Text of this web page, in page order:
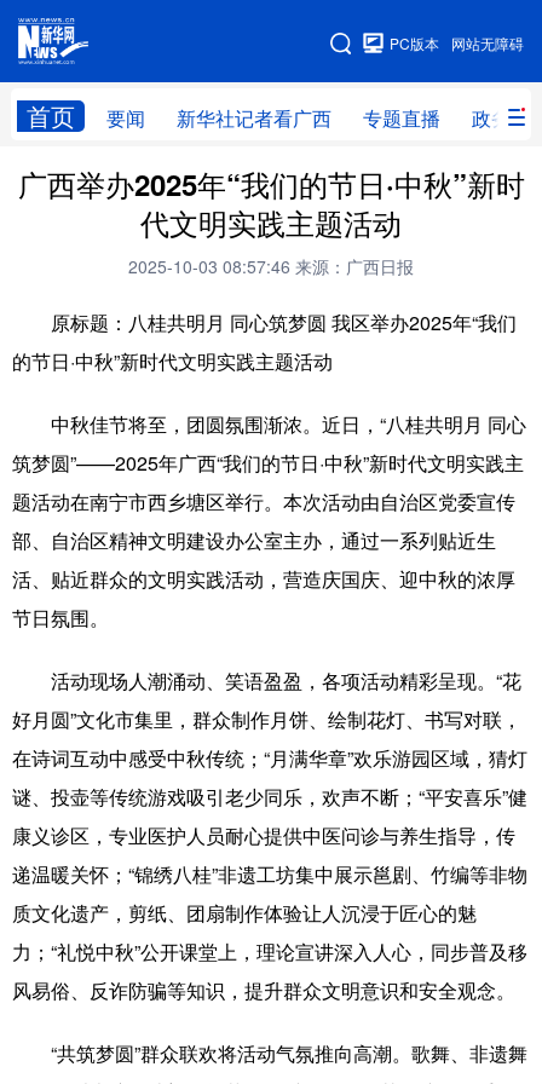
网站无障碍
PC版本
首页 要闻 新华社记者看广西 专题直播 政务信
网站地图
广西频道
新华社记者 专题直播
新华网导航
学习进行时 高层 时政 人事
国际 财经 网评 港澳
台湾 思客智库 全球连线 教育
科技 科普 体育 文化
健康
图片 中央文件 金融 汽车
食品 人居 信息化 乡村振兴
溯源中国 城市 旅游 能源
会展 彩票 娱乐 时尚
悦读 公益 书画 一带一路
亚太网 上市公司 文化产业
广西举办2025年“我们的节日·中秋”新时
代文明实践主题活动
2025-10-03 08:57:46 来源：广西日报
原标题：八桂共明月 同心筑梦圆 我区举办2025年“我们
的节日·中秋”新时代文明实践主题活动
中秋佳节将至，团圆氛围渐浓。近日，“八桂共明月 同心
筑梦圆”——2025年广西“我们的节日·中秋”新时代文明实践主
题活动在南宁市西乡塘区举行。本次活动由自治区党委宣传
部、自治区精神文明建设办公室主办，通过一系列贴近生
活、贴近群众的文明实践活动，营造庆国庆、迎中秋的浓厚
节日氛围。
活动现场人潮涌动、笑语盈盈，各项活动精彩呈现。“花
好月圆”文化市集里，群众制作月饼、绘制花灯、书写对联，
在诗词互动中感受中秋传统；“月满华章”欢乐游园区域，猜灯
谜、投壶等传统游戏吸引老少同乐，欢声不断；“平安喜乐”健
康义诊区，专业医护人员耐心提供中医问诊与养生指导，传
递温暖关怀；“锦绣八桂”非遗工坊集中展示邕剧、竹编等非物
质文化遗产，剪纸、团扇制作体验让人沉浸于匠心的魅
力；“礼悦中秋”公开课堂上，理论宣讲深入人心，同步普及移
风易俗、反诈防骗等知识，提升群众文明意识和安全观念。
“共筑梦圆”群众联欢将活动气氛推向高潮。歌舞、非遗舞